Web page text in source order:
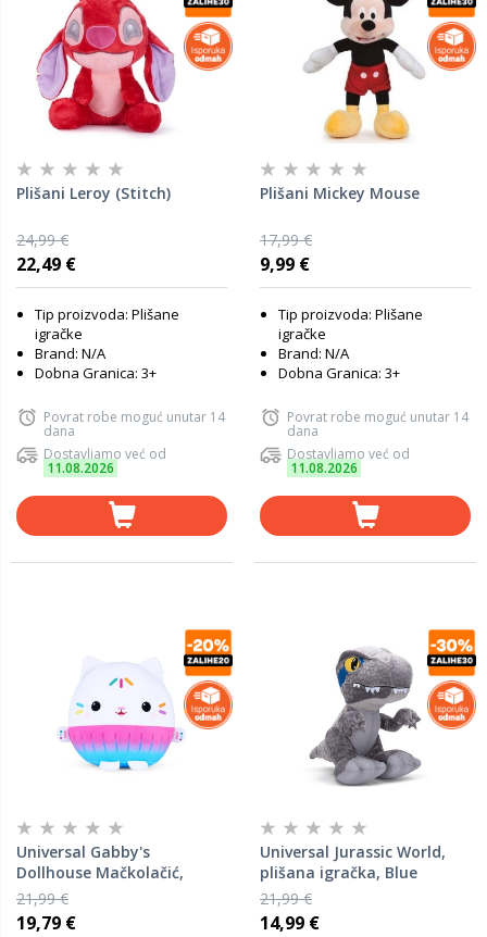
Plišani Leroy (Stitch)
24,99 €
22,49 €
Tip proizvoda: Plišane
igračke
Brand: N/A
Dobna Granica: 3+
Povrat robe moguć unutar 14
dana
Dostavljamo već od
11.08.2026
Plišani Mickey Mouse
17,99 €
9,99 €
Tip proizvoda: Plišane
igračke
Brand: N/A
Dobna Granica: 3+
Povrat robe moguć unutar 14
dana
Dostavljamo već od
11.08.2026
Universal Gabby's
Dollhouse Mačkolačić,
plišana igračka, 30 cm
21,99 €
19,79 €
Universal Jurassic World,
plišana igračka, Blue
21,99 €
14,99 €